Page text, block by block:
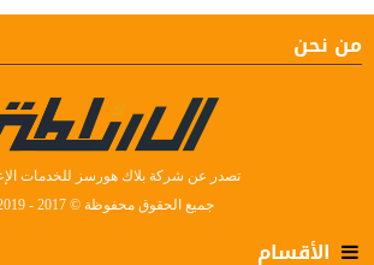
من نحن
تصدر عن شركة بلاك هورسز للخدمات
جميع الحقوق محفوظة © 2017 - 2019
الأقسام